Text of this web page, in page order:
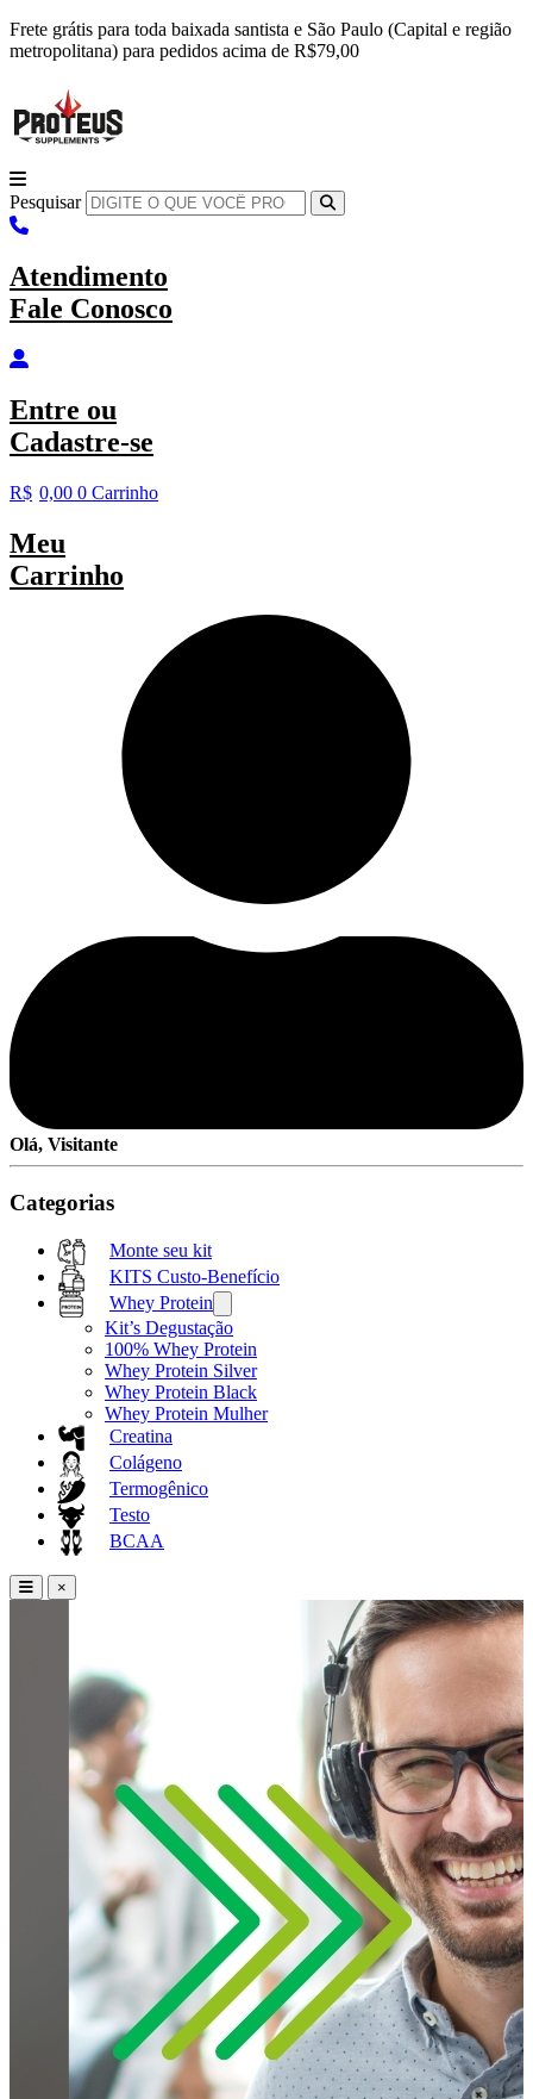
Ir
para
conteúdo
Frete grátis para toda baixada santista e São Paulo (Capital e região
metropolitana) para pedidos acima de R$79,00
Pesquisar
Atendimento
Fale Conosco
Entre ou
Cadastre-se
R$ 0,00 0 Carrinho
Meu
Carrinho
Olá, Visitante
Categorias
Monte seu kit
KITS Custo-Benefício
Whey Protein
Kit’s Degustação
100% Whey Protein
Whey Protein Silver
Whey Protein Black
Whey Protein Mulher
Creatina
Colágeno
Termogênico
Testo
BCAA
×